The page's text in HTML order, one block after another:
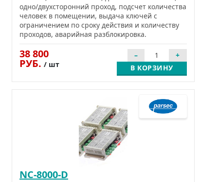
одно/двухсторонний проход, подсчет количества
человек в помещении, выдача ключей с
ограничением по сроку действия и количеству
проходов, аварийная разблокировка.
38 800
РУБ. / шт В КОРЗИНУ
NC-8000-D